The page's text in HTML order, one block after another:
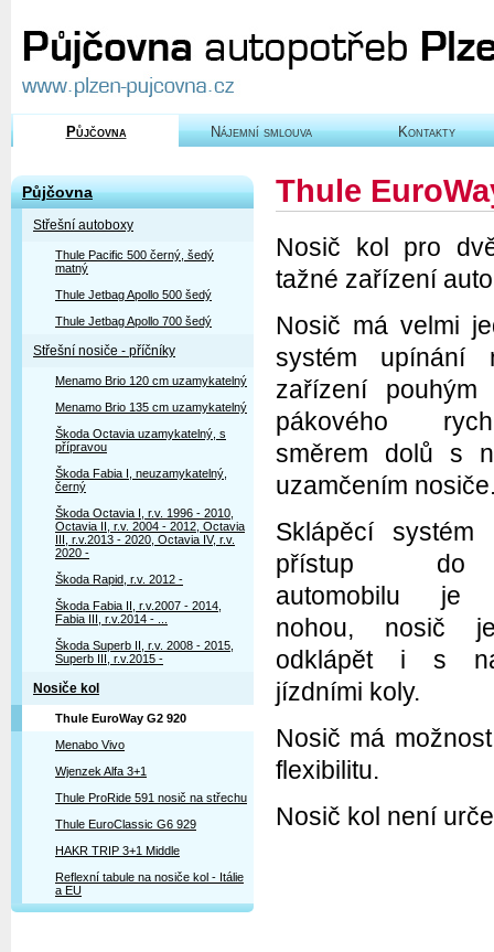
Půjčovna Nájemní smlouva Kontakty
Půjčovna
Střešní autoboxy
Thule Pacific 500 černý, šedý
matný
Thule Jetbag Apollo 500 šedý
Thule Jetbag Apollo 700 šedý
Střešní nosiče - příčníky
Menamo Brio 120 cm uzamykatelný
Menamo Brio 135 cm uzamykatelný
Škoda Octavia uzamykatelný, s
přípravou
Škoda Fabia I, neuzamykatelný,
černý
Škoda Octavia I, r.v. 1996 - 2010,
Octavia II, r.v. 2004 - 2012, Octavia
III, r.v.2013 - 2020, Octavia IV, r.v.
2020 -
Škoda Rapid, r.v. 2012 -
Škoda Fabia II, r.v.2007 - 2014,
Fabia III, r.v.2014 - ...
Škoda Superb II, r.v. 2008 - 2015,
Superb III, r.v.2015 -
Nosiče kol
Thule EuroWay G2 920
Menabo Vivo
Wjenzek Alfa 3+1
Thule ProRide 591 nosič na střechu
Thule EuroClassic G6 929
HAKR TRIP 3+1 Middle
Reflexní tabule na nosiče kol - Itálie
a EU
Thule
Nosič kol pro
tažné zařízení
Nosič má velmi
systém upínání
zařízení pouhým
pákového
směrem dolů s
uzamčením
Sklápěcí
přístup do
automobilu je
nohou, nosič
odklápět i s
jízdními koly.
Nosič má
flexibilitu.
Nosič kol není